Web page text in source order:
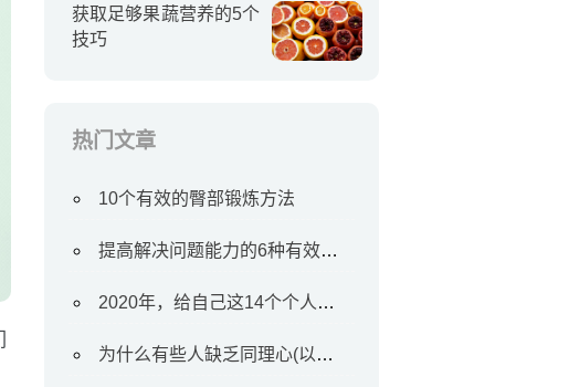
获取足够果蔬营养的5个
技巧
热门文章
10个有效的臀部锻炼方法
提高解决问题能力的6种有效方法
2020年，给自己这14个个人目标
为什么有些人缺乏同理心(以及如何对待他们)